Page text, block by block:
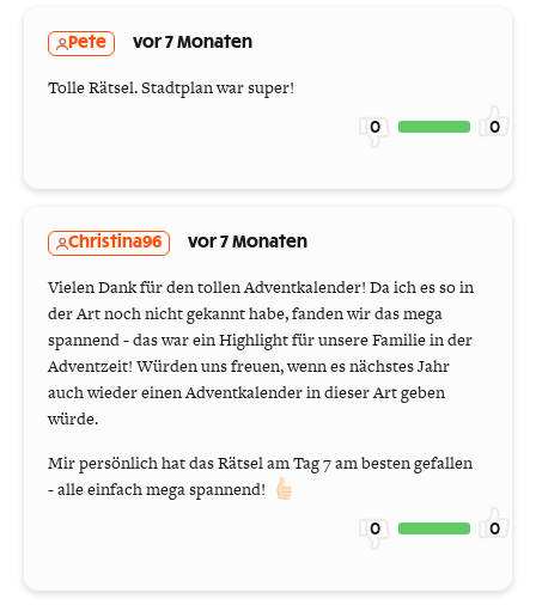
Pete vor 7 Monaten
Tolle Rätsel. Stadtplan war super!
0 0
Christina96 vor 7 Monaten
Vielen Dank für den tollen Adventkalender! Da ich es so in
der Art noch nicht gekannt habe, fanden wir das mega
spannend - das war ein Highlight für unsere Familie in der
Adventzeit! Würden uns freuen, wenn es nächstes Jahr
auch wieder einen Adventkalender in dieser Art geben
würde.
Mir persönlich hat das Rätsel am Tag 7 am besten gefallen
- alle einfach mega spannend!
0 0